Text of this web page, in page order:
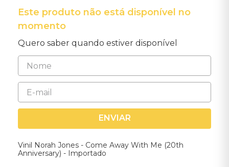
Este produto não está disponível no
momento
Quero saber quando estiver disponível
ENVIAR
Vinil Norah Jones - Come Away With Me (20th
Anniversary) - Importado